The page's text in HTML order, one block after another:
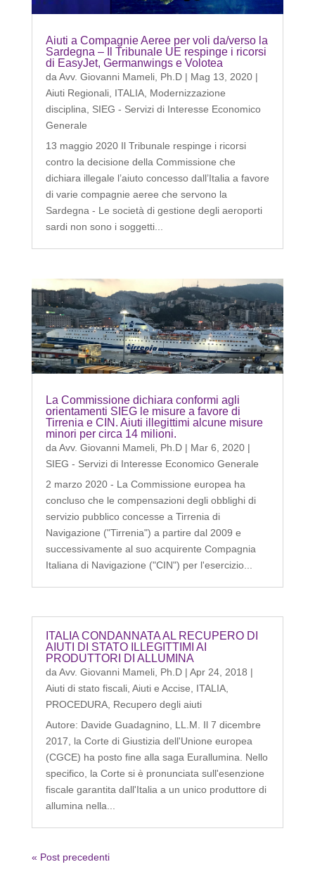
Aiuti a Compagnie Aeree per voli da/verso la
Sardegna – Il Tribunale UE respinge i ricorsi
di EasyJet, Germanwings e Volotea
daAvv. Giovanni Mameli, Ph.D| Mag 13, 2020|
Aiuti Regionali, ITALIA, Modernizzazione
disciplina, SIEG - Servizi di Interesse Economico
Generale
13 maggio 2020 Il Tribunale respinge i ricorsi
contro la decisione della Commissione che
dichiara illegale l’aiuto concesso dall’Italia a favore
di varie compagnie aeree che servono la
Sardegna - Le società di gestione degli aeroporti
sardi non sono i soggetti...
La Commissione dichiara conformi agli
orientamenti SIEG le misure a favore di
Tirrenia e CIN. Aiuti illegittimi alcune misure
minori per circa 14 milioni.
da Avv. Giovanni Mameli, Ph.D| Mar 6, 2020|
SIEG - Servizi di Interesse Economico Generale
2 marzo 2020 - La Commissione europea ha
concluso che le compensazioni degli obblighi di
servizio pubblico concesse a Tirrenia di
Navigazione ("Tirrenia") a partire dal 2009 e
successivamente al suo acquirente Compagnia
Italiana di Navigazione ("CIN") per l'esercizio...
ITALIA CONDANNATA AL RECUPERO DI
AIUTI DI STATO ILLEGITTIMI AI
PRODUTTORI DI ALLUMINA
da Avv. Giovanni Mameli, Ph.D| Apr 24, 2018 |
Aiuti di stato fiscali, Aiuti e Accise ITALIA,
PROCEDURA, Recupero degli aiuti
Autore: Davide Guadagnino, LL.M. Il 7 dicembre
2017, la Corte di Giustizia dell'Unione europea
(CGCE) ha posto fine alla saga Eurallumina. Nello
specifico, la Corte si è pronunciata sull'esenzione
fiscale garantita dall'Italia a un unico produttore di
allumina nella...
« Post precedenti